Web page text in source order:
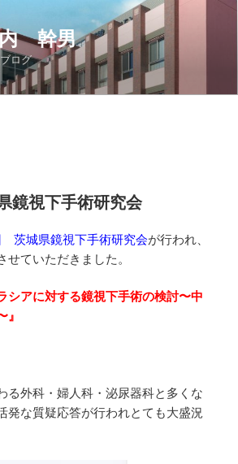
幹男
ログ
鏡視下手術研究会
茨城県鏡視下手術研究会が行われ、
せていただきました。
シアに対する鏡視下手術の検討〜中
』
外科・婦人科・泌尿器科と多くな
発な質疑応答が行われとても大盛況